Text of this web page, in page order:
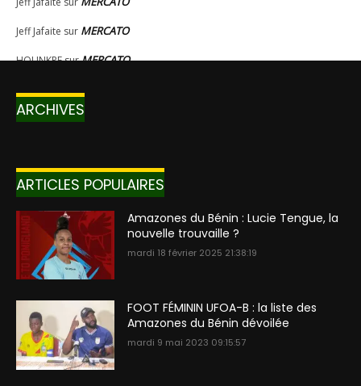
ARCHIVES
ARTICLES POPULAIRES
Amazones du Bénin : Lucie Tengue, la
nouvelle trouvaille ?
mardi 18 février 2025 21:38:19
FOOT FÉMININ UFOA-B : la liste des
Amazones du Bénin dévoilée
mardi 9 mai 2023 09:15:57